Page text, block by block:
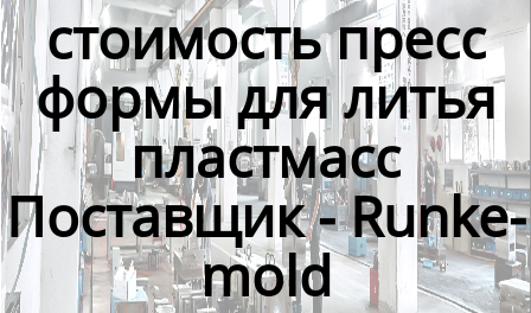
О нас
Контакты
стоимость пресс
формы для литья
пластмасс
Поставщик - Runke-
mold